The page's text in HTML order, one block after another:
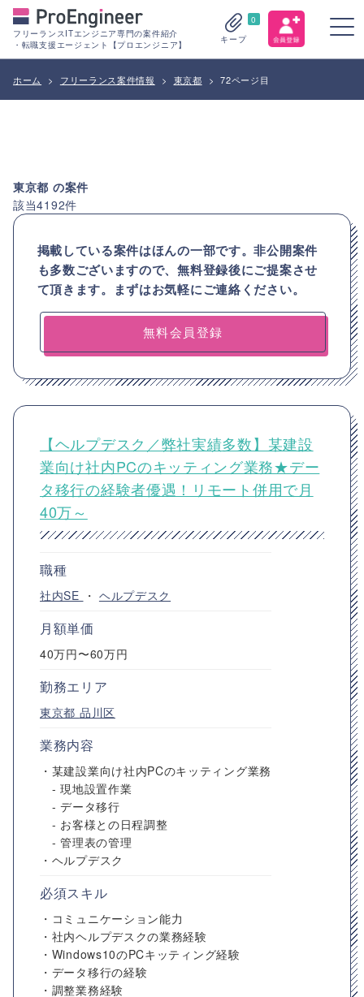
フリーランスITエンジニア専門の案件紹介
・転職支援エージェント【プロエンジニア】
0
キープ
ホーム > フリーランス案件情報 > 東京都 > 72ページ目
東京都 の案件
該当4192件
掲載している案件はほんの一部です。非公開案件
も多数ございますので、無料登録後にご提案させ
て頂きます。まずはお気軽にご連絡ください。
無料会員登録
【ヘルプデスク／弊社実績多数】某建設
業向け社内PCのキッティング業務★デー
タ移行の経験者優遇！リモート併用で月
40万～
職種
社内SE ・ ヘルプデスク
月額単価
40万円〜60万円
勤務エリア
東京都 品川区
業務内容
・某建設業向け社内PCのキッティング業務
- 現地設置作業
- データ移行
- お客様との日程調整
- 管理表の管理
・ヘルプデスク
必須スキル
・コミュニケーション能力
・社内ヘルプデスクの業務経験
・Windows10のPCキッティング経験
・データ移行の経験
・調整業務経験